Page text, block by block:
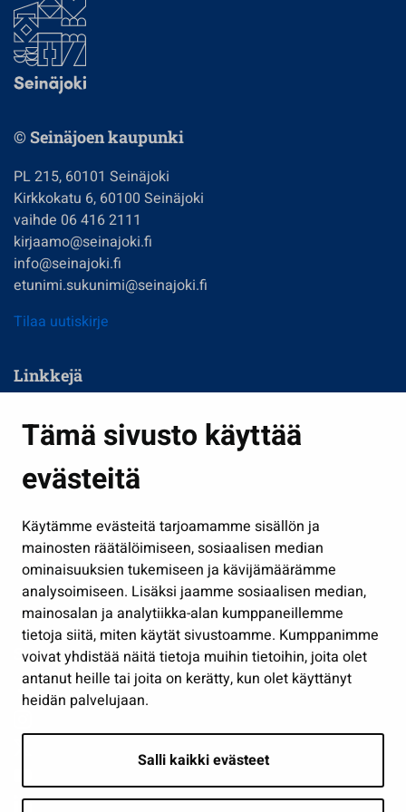
Tämä sivusto käyttää
evästeitä
Käytämme evästeitä tarjoamamme sisällön ja
mainosten räätälöimiseen, sosiaalisen median
ominaisuuksien tukemiseen ja kävijämäärämme
analysoimiseen. Lisäksi jaamme sosiaalisen median,
mainosalan ja analytiikka-alan kumppaneillemme
tietoja siitä, miten käytät sivustoamme. Kumppanimme
voivat yhdistää näitä tietoja muihin tietoihin, joita olet
antanut heille tai joita on kerätty, kun olet käyttänyt
heidän palvelujaan.
Salli kaikki evästeet
© Seinäjoen kaupunki
PL 215, 60101 Seinäjoki
Kirkkokatu 6, 60100 Seinäjoki
vaihde 06 416 2111
kirjaamo@seinajoki.fi
info@seinajoki.fi
etunimi.sukunimi@seinajoki.fi
Tilaa uutiskirje
Linkkejä
Kasvatus ja opetus
Kulttuuri ja liikunta
Työ ja yrittäminen
Osallistu ja asioi
Näytä omat evästeasetukseni
Seuraa meitä